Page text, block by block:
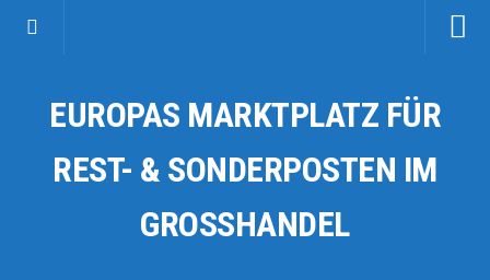
Kategorien
Auto & Motorrad
Fahrzeuge & Transport
EUROPAS MARKTPLATZ FÜR
REST- & SONDERPOSTEN IM
GROSSHANDEL